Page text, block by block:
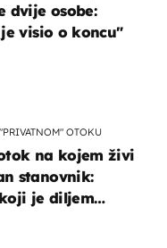
dvije osobe:
visio o koncu"
OTOKU
na kojem živi
stanovnik:
je diljem